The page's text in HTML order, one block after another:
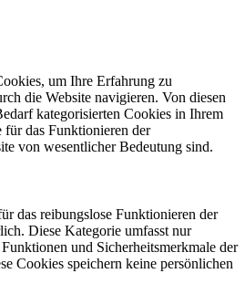
um Ihre Erfahrung zu
die Website navigieren. Von diesen
kategorisierten Cookies in Ihrem
für das Funktionieren der
von wesentlicher Bedeutung sind.
das reibungslose Funktionieren der
Diese Kategorie umfasst nur
und Sicherheitsmerkmale der
Cookies speichern keine persönlichen